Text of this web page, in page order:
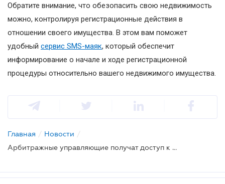
Обратите внимание, что обезопасить свою недвижимость
можно, контролируя регистрационные действия в
отношении своего имущества. В этом вам поможет
удобный сервис SMS-маяк, который обеспечит
информирование о начале и ходе регистрационной
процедуры относительно вашего недвижимого имущества.
Главная / Новости /
Арбитражные управляющие получат доступ к реестрам с информацией о должниках